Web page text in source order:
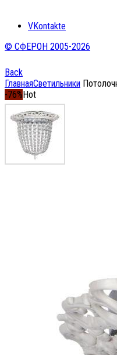
VKontakte
© СФЕРОН 2005-2026
Back
ГлавнаяСветильники
-76% Hot